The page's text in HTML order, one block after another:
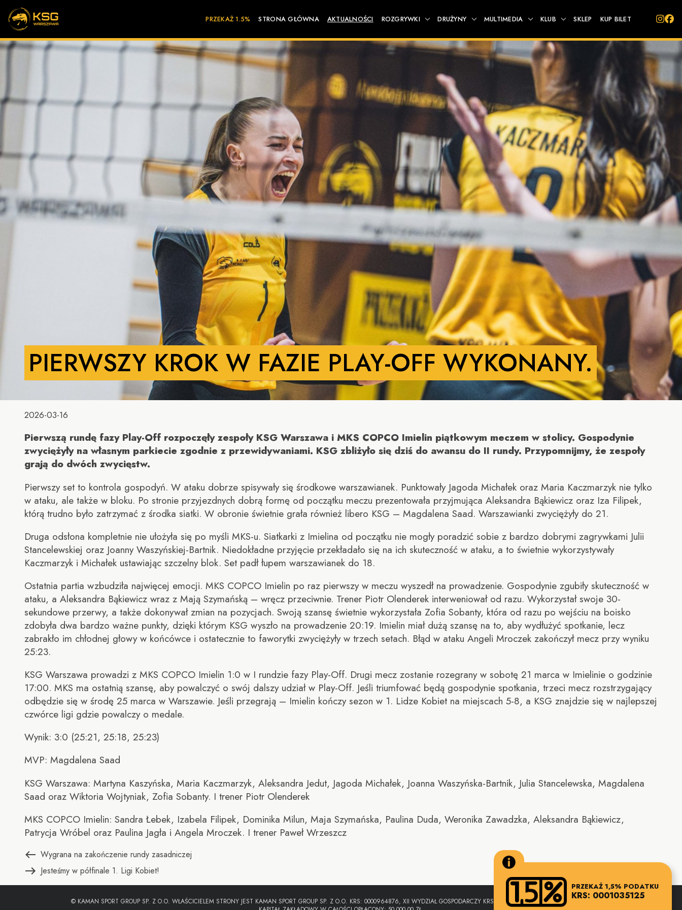
PRZEKAŻ 1.5% STRONA GŁÓWNA AKTUALNOŚCI ROZGRYWKI DRUŻYNY MULTIMEDIA KLUB SKLEP KUP BILET
PIERWSZY KROK W FAZIE PLAY-OFF WYKONANY.
2026-03-16
Pierwszą rundę fazy Play-Off rozpoczęły zespoły KSG Warszawa i MKS COPCO Imielin piątkowym meczem w stolicy. Gospodynie
zwyciężyły na własnym parkiecie zgodnie z przewidywaniami. KSG zbliżyło się dziś do awansu do II rundy. Przypomnijmy, że zespoły
grają do dwóch zwycięstw.
Pierwszy set to kontrola gospodyń. W ataku dobrze spisywały się środkowe warszawianek. Punktowały Jagoda Michałek oraz Maria Kaczmarzyk nie tylko
w ataku, ale także w bloku. Po stronie przyjezdnych dobrą formę od początku meczu prezentowała przyjmująca Aleksandra Bąkiewicz oraz Iza Filipek,
którą trudno było zatrzymać z środka siatki. W obronie świetnie grała również libero KSG – Magdalena Saad. Warszawianki zwyciężyły do 21.
Druga odsłona kompletnie nie ułożyła się po myśli MKS-u. Siatkarki z Imielina od początku nie mogły poradzić sobie z bardzo dobrymi zagrywkami Julii
Stancelewskiej oraz Joanny Waszyńskiej-Bartnik. Niedokładne przyjęcie przekładało się na ich skuteczność w ataku, a to świetnie wykorzystywały
Kaczmarzyk i Michałek ustawiając szczelny blok. Set padł łupem warszawianek do 18.
Ostatnia partia wzbudziła najwięcej emocji. MKS COPCO Imielin po raz pierwszy w meczu wyszedł na prowadzenie. Gospodynie zgubiły skuteczność w
ataku, a Aleksandra Bąkiewicz wraz z Mają Szymańską – wręcz przeciwnie. Trener Piotr Olenderek interweniował od razu. Wykorzystał swoje 30-
sekundowe przerwy, a także dokonywał zmian na pozycjach. Swoją szansę świetnie wykorzystała Zofia Sobanty, która od razu po wejściu na boisko
zdobyła dwa bardzo ważne punkty, dzięki którym KSG wyszło na prowadzenie 20:19. Imielin miał dużą szansę na to, aby wydłużyć spotkanie, lecz
zabrakło im chłodnej głowy w końcówce i ostatecznie to faworytki zwyciężyły w trzech setach. Błąd w ataku Angeli Mroczek zakończył mecz przy wyniku
25:23.
KSG Warszawa prowadzi z MKS COPCO Imielin 1:0 w I rundzie fazy Play-Off. Drugi mecz zostanie rozegrany w sobotę 21 marca w Imielinie o godzinie
17:00. MKS ma ostatnią szansę, aby powalczyć o swój dalszy udział w Play-Off. Jeśli triumfować będą gospodynie spotkania, trzeci mecz rozstrzygający
odbędzie się w środę 25 marca w Warszawie. Jeśli przegrają – Imielin kończy sezon w 1. Lidze Kobiet na miejscach 5-8, a KSG znajdzie się w najlepszej
czwórce ligi gdzie powalczy o medale.
Wynik: 3:0 (25:21, 25:18, 25:23)
MVP: Magdalena Saad
KSG Warszawa: Martyna Kaszyńska, Maria Kaczmarzyk, Aleksandra Jedut, Jagoda Michałek, Joanna Waszyńska-Bartnik, Julia Stancelewska, Magdalena
Saad oraz Wiktoria Wojtyniak, Zofia Sobanty. I trener Piotr Olenderek
MKS COPCO Imielin: Sandra Łebek, Izabela Filipek, Dominika Milun, Maja Szymańska, Paulina Duda, Weronika Zawadzka, Aleksandra Bąkiewicz,
Patrycja Wróbel oraz Paulina Jagła i Angela Mroczek. I trener Paweł Wrzeszcz
Nawigacja
wpisu
Poprzedni
wpis:
Wygrana na zakończenie rundy zasadniczej
Następny
wpis:
Jesteśmy w półfinale 1. Ligi Kobiet!
© KAMAN SPORT GROUP SP. Z O.O. WŁAŚCICIELEM STRONY JEST KAMAN SPORT GROUP SP. Z O.O. KRS: 0000964876, XII WYDZIAŁ GOSPODARCZY KRS - SĄD REJONOWY DLA M.ST. WARSZAWY,
PRZEKAŻ 1,5% PODATKU
KRS: 0001035125